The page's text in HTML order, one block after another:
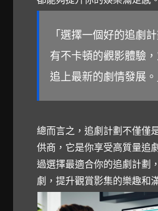
「選擇一個好的追劇
有不卡頓的觀影體驗
追上最新的劇情發展。
總而言之，追劇計劃不僅僅
供商，它是你享受高質量追
過選擇最適合你的追劇計劃
劇，提升觀賞影集的樂趣和